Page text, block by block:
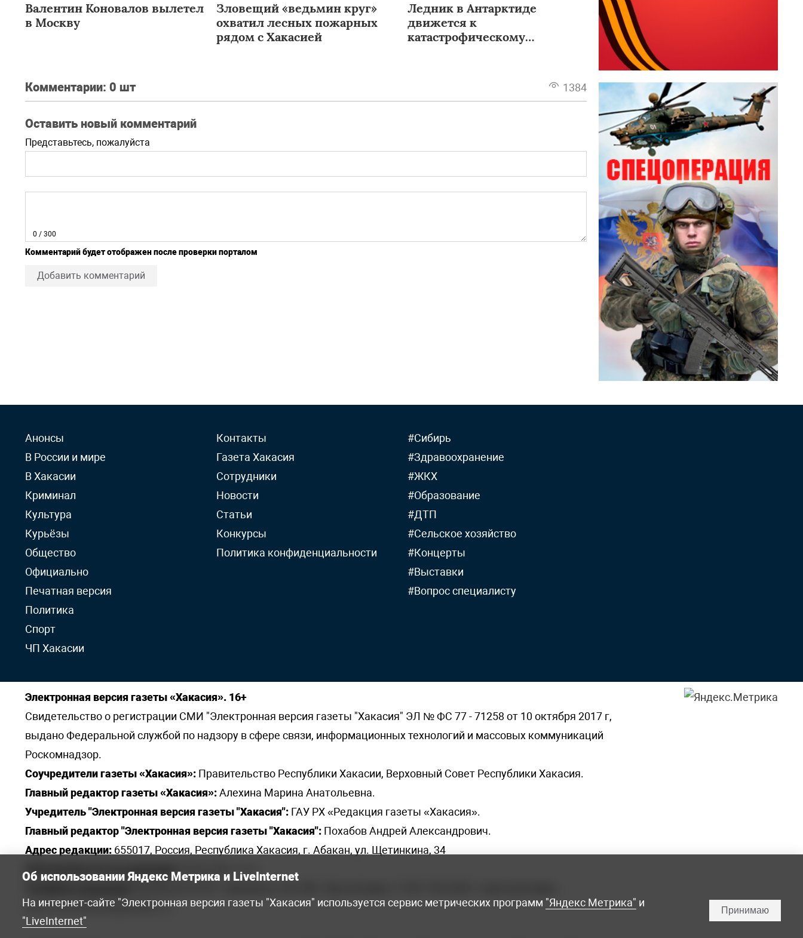
Валентин Коновалов вылетел
в Москву
Зловещий «ведьмин круг»
охватил лесных пожарных
рядом с Хакасией
Ледник в Антарктиде
движется к
катастрофическому
Комментарии: 0 шт 1384
Оставить новый комментарий
Представьтесь, пожалуйста
0 / 300
Комментарий будет отображен после проверки порталом
Добавить комментарий
Анонсы
В России и мире
В Хакасии
Криминал
Культура
Курьёзы
Общество
Официально
Печатная версия
Политика
Спорт
ЧП Хакасии
Контакты
Газета Хакасия
Сотрудники
Новости
Статьи
Конкурсы
Политика конфиденциальности
#Сибирь
#Здравоохранение
#ЖКХ
#Образование
#ДТП
#Сельское хозяйство
#Концерты
#Выставки
#Вопрос специалисту
Электронная версия газеты «Хакасия». 16+
Свидетельство о регистрации СМИ "Электронная версия газеты "Хакасия" ЭЛ № ФС 77 - 71258 от 10 октября 2017 г,
выдано Федеральной службой по надзору в сфере связи, информационных технологий и массовых коммуникаций
Роскомнадзор.
Соучредители газеты «Хакасия»: Правительство Республики Хакасии, Верховный Совет Республики Хакасия.
Главный редактор газеты «Хакасия»:Алехина Марина Анатольевна.
Учредитель "Электронная версия газеты "Хакасия": ГАУ РХ «Редакция газеты «Хакасия».
Главный редактор "Электронная версия газеты "Хакасия": Похабов Андрей Александрович.
Адрес редакции: 655017, Россия, Республика Хакасия, г. Абакан, ул. Щетинкина, 34
Электронная почта редакции: khakred@r-19.ru
elena.s.korotkowa@yandex.ru.
Об использовании Яндекс Метрика и LiveInternet
На интернет-сайте "Электронная версия газеты "Хакасия" используется сервис метрических программ "Яндекс Метрика" и
"LiveInternet"
Принимаю